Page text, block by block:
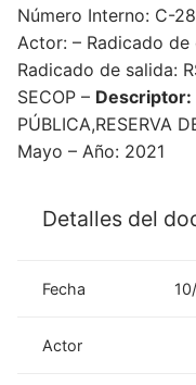
Número Interno: C-
Actor: – Radicado
Radicado de salida:
SECOP – Descriptor:
PÚBLICA,RESERVA
Mayo – Año: 2021
Detalles del
Fecha
Actor